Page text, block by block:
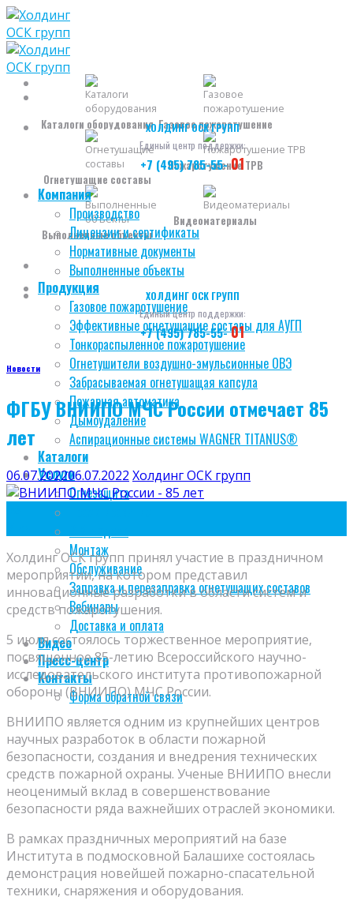
Skip
to
content
ХОЛДИНГ ОСК ГРУПП
Единый центр поддержки:
+7 (495) 785-55- 01
Компания
Производство
Лицензии и сертификаты
Нормативные документы
Выполненные объекты
Продукция
Газовое пожаротушение
Эффективные огнетушащие составы для АУГП
Тонкораспыленное пожаротушение
Огнетушители воздушно-эмульсионные ОВЭ
Забрасываемая огнетушащая капсула
Пожарная автоматика
Дымоудаление
Аспирационные системы WAGNER TITANUS®
Каталоги
Услуги
Огнезащита
Монтаж
Обслуживание
Заправка и перезаправка огнетушащих составов
Вебинары
Доставка и оплата
Видео
Пресс-центр
Контакты
Форма обратной связи
Каталоги оборудования Газовое пожаротушение
Огнетушащие составы
Пожаротушение ТРВ
Выполненные объекты
Видеоматериалы
ХОЛДИНГ ОСК ГРУПП
Единый центр поддержки:
+7 (495) 785-55-01
Новости
ФГБУ ВНИИПО МЧС России отмечает 85
лет
06.07.202206.07.2022 Холдинг ОСК групп
Холдинг ОСК групп принял участие в праздничном
мероприятии, на котором представил
инновационные разработки в области систем и
средств пожаротушения.
5 июля состоялось торжественное мероприятие,
посвященное 85-летию Всероссийского научно-
исследовательского института противопожарной
обороны (ВНИИПО) МЧС России.
ВНИИПО является одним из крупнейших центров
научных разработок в области пожарной
безопасности, создания и внедрения технических
средств пожарной охраны. Ученые ВНИИПО внесли
неоценимый вклад в совершенствование
безопасности ряда важнейших отраслей экономики.
В рамках праздничных мероприятий на базе
Института в подмосковной Балашихе состоялась
демонстрация новейшей пожарно-спасательной
техники, снаряжения и оборудования.